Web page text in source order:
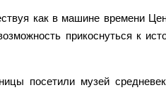
как в машине времени
прикоснуться к
посетили музей